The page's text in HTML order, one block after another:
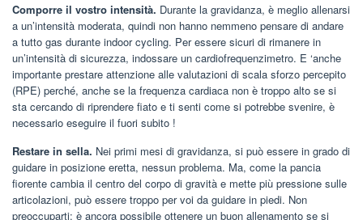
Comporre il vostro intensità. Durante la gravidanza, è meglio allenarsi
a un’intensità moderata, quindi non hanno nemmeno pensare di andare
a tutto gas durante indoor cycling. Per essere sicuri di rimanere in
un’intensità di sicurezza, indossare un cardiofrequenzimetro. E ‘anche
importante prestare attenzione alle valutazioni di scala sforzo percepito
(RPE) perché, anche se la frequenza cardiaca non è troppo alto se si
sta cercando di riprendere fiato e ti senti come si potrebbe svenire, è
necessario eseguire il fuori subito !
Restare in sella. Nei primi mesi di gravidanza, si può essere in grado di
guidare in posizione eretta, nessun problema. Ma, come la pancia
fiorente cambia il centro del corpo di gravità e mette più pressione sulle
articolazioni, può essere troppo per voi da guidare in piedi. Non
preoccuparti: è ancora possibile ottenere un buon allenamento se si